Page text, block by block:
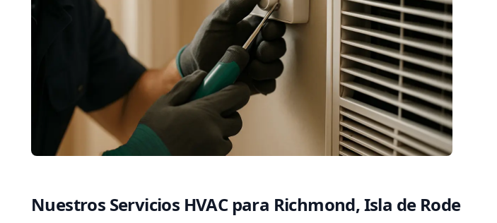
Nuestros Servicios HVAC para Richmond, Isla de Rode